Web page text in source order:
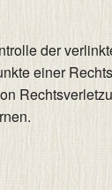
der
einer